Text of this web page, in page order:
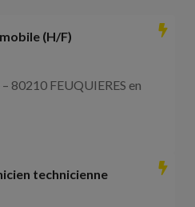
(H/F)
80210 FEUQUIERES en
technicienne